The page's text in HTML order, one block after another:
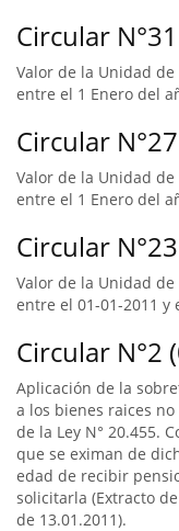
Circular
Valor de la Unidad
entre el 1 Enero del
Circular
Valor de la Unidad
entre el 1 Enero del
Circular
Valor de la Unidad
entre el 01-01-2011 y
Circular N°2
Aplicación de la
a los bienes raices
de la Ley N° 20.455.
que se eximan de
edad de recibir
solicitarla (Extracto
de 13.01.2011).